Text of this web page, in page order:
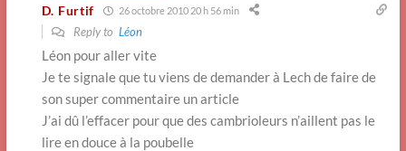
D. Furtif 26 octobre 2010 20 h 56 min
Reply to Léon
Léon pour aller vite
Je te signale que tu viens de demander à Lech de faire de
son super commentaire un article
J’ai dû l’effacer pour que des cambrioleurs n’aillent pas le
lire en douce à la poubelle